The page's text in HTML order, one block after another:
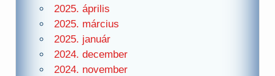
2025. április
2025. március
2025. január
2024. december
2024. november